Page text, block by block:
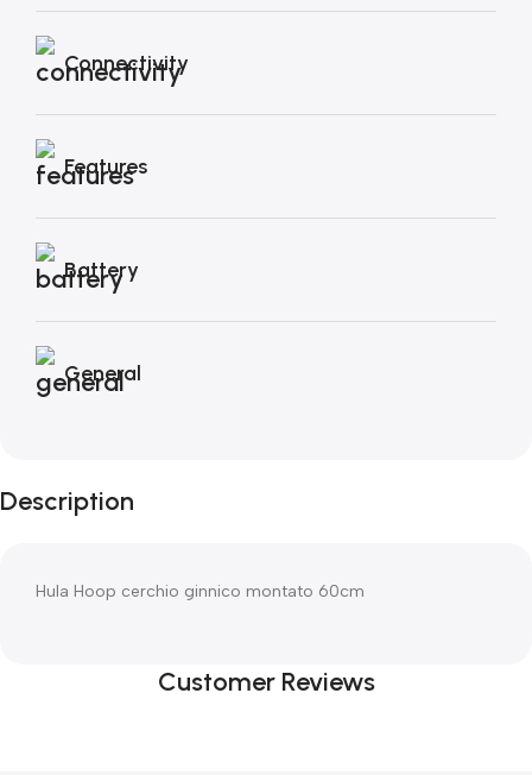
Connectivity
Features
Battery
General
Description
Hula Hoop cerchio ginnico montato 60cm
Customer Reviews